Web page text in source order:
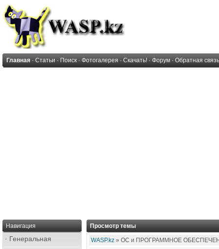
Главная · Статьи · Поиск · Фотогалерея · Скачать! · Форум · Обратная связь
Навигация
· Генеральная
Просмотр темы
WASP.kz » ОС и ПРОГРАММНОЕ